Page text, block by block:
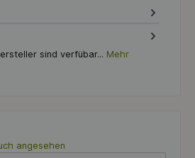
sind verfübar... Mehr
angesehen